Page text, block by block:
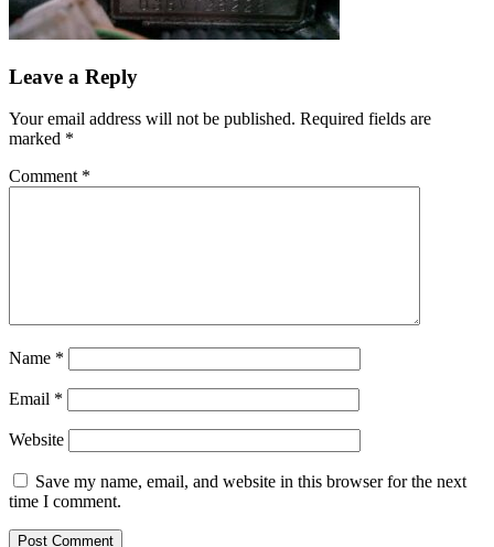
Leave a Reply
Your email address will not be published. Required fields are
marked *
Comment *
Name *
Email *
Website
Save my name, email, and website in this browser for the next
time I comment.